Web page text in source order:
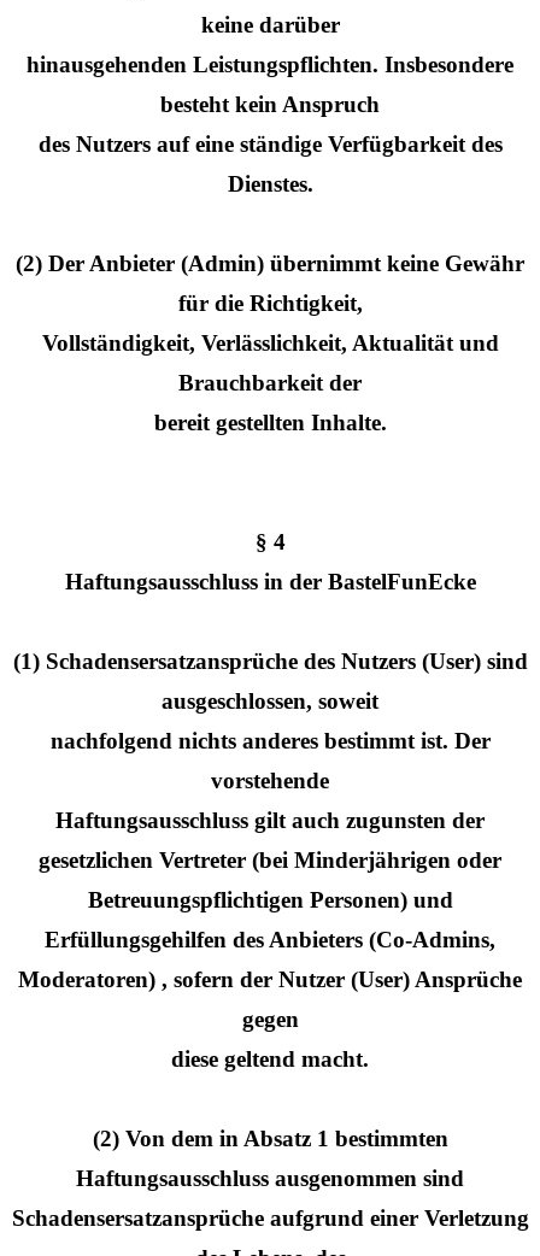
keine darüber
hinausgehenden Leistungspflichten. Insbesondere
besteht kein Anspruch
des Nutzers auf eine ständige Verfügbarkeit des
Dienstes.
(2) Der Anbieter (Admin) übernimmt keine Gewähr
für die Richtigkeit,
Vollständigkeit, Verlässlichkeit, Aktualität und
Brauchbarkeit der
bereit gestellten Inhalte.
§ 4
Haftungsausschluss in der BastelFunEcke
(1) Schadensersatzansprüche des Nutzers (User) sind
ausgeschlossen, soweit
nachfolgend nichts anderes bestimmt ist. Der
vorstehende
Haftungsausschluss gilt auch zugunsten der
gesetzlichen Vertreter (bei Minderjährigen oder
Betreuungspflichtigen Personen) und
Erfüllungsgehilfen des Anbieters (Co-Admins,
Moderatoren) , sofern der Nutzer (User) Ansprüche
gegen
diese geltend macht.
(2) Von dem in Absatz 1 bestimmten
Haftungsausschluss ausgenommen sind
Schadensersatzansprüche aufgrund einer Verletzung